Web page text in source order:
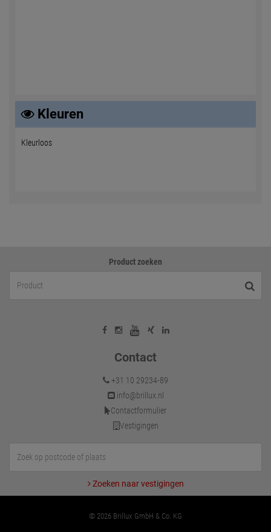
Kleuren
Kleurloos
Product zoeken
Contact
+31 10 29234-89
info@brillux.nl
Contactformulier
Vestigingen
Zoeken naar vestigingen
© 2026 Brillux GmbH & Co. KG